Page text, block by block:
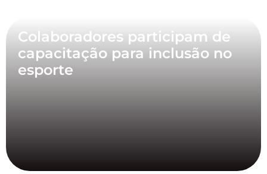
Colaboradores participam de
capacitação para inclusão no
esporte